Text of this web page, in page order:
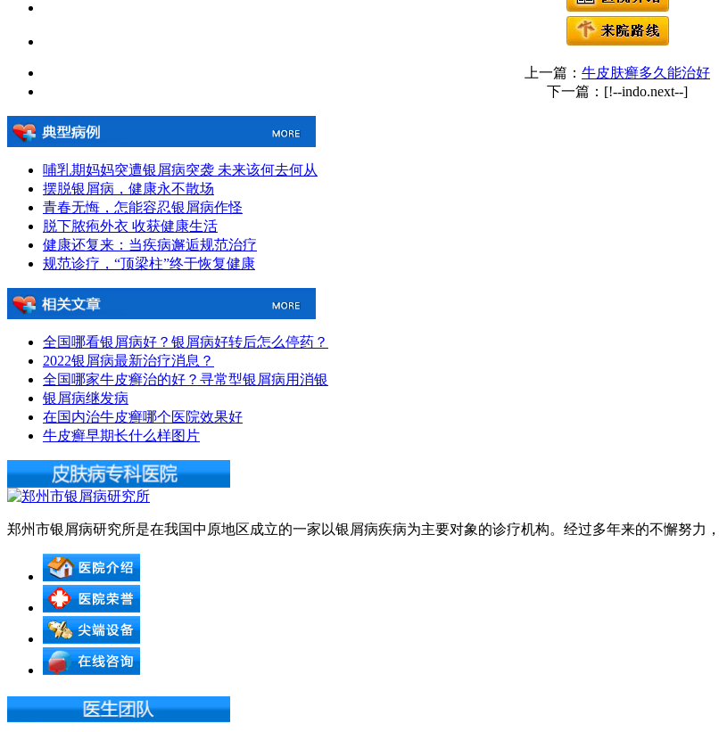
上一篇： 牛皮肤癣多久能治好
下一篇：[!--indo.next--]
哺乳期妈妈突遭银屑病突袭 未来该何去何从
摆脱银屑病，健康永不散场
青春无悔，怎能容忍银屑病作怪
脱下脓疱外衣 收获健康生活
健康还复来：当疾病邂逅规范治疗
规范诊疗，“顶梁柱”终于恢复健康
全国哪看银屑病好？银屑病好转后怎么停药？
2022银屑病最新治疗消息？
全国哪家牛皮癣治的好？寻常型银屑病用消银
银屑病继发病
在国内治牛皮癣哪个医院效果好
牛皮癣早期长什么样图片
郑州市银屑病研究所是在我国中原地区成立的一家以银屑病疾病为主要对象的诊疗机构。经过多年来的不懈努力